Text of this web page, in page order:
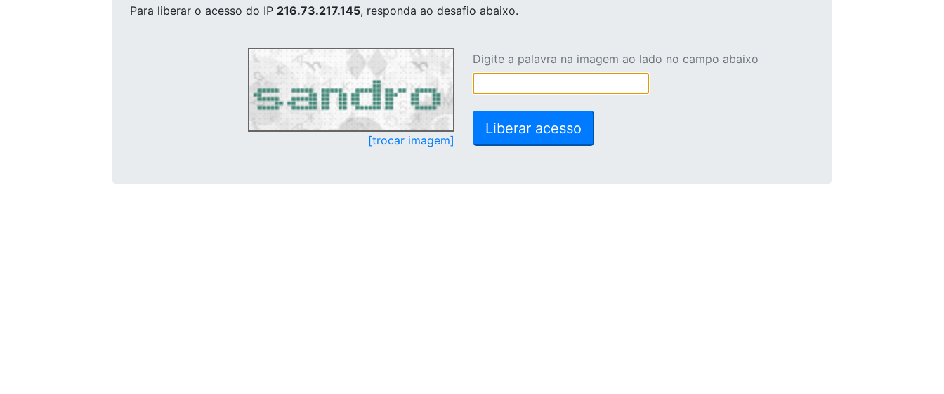
Para liberar o acesso do IP 216.73.217.145, responda ao desafio abaixo.
[trocar imagem]
Digite a palavra na imagem ao lado no campo abaixo